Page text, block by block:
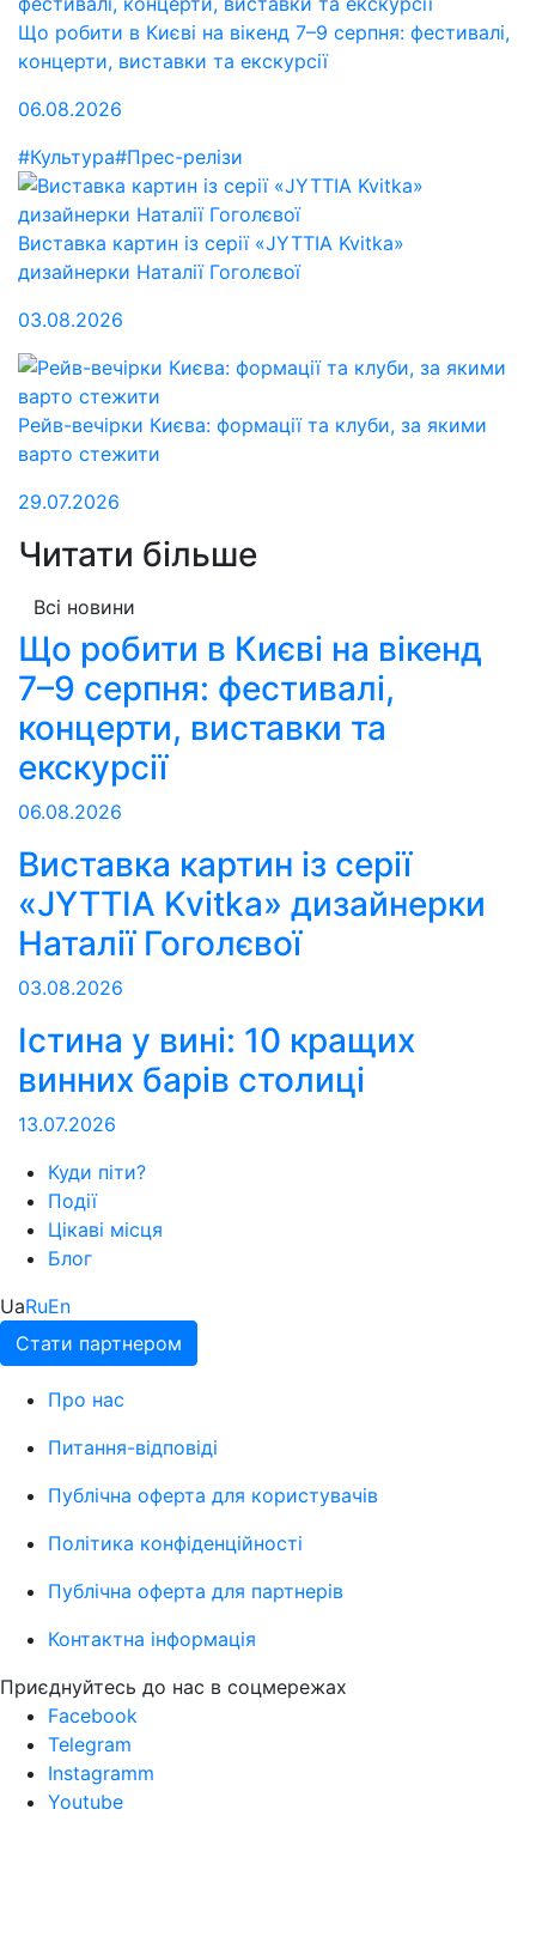
Що робити в Києві на вікенд 7–9 серпня: фестивалі,
концерти, виставки та екскурсії
06.08.2026
#Культура#Прес-релізи
Виставка картин із серії «JYTTIA Kvitka»
дизайнерки Наталії Гоголєвої
03.08.2026
Рейв-вечірки Києва: формації та клуби, за якими
варто стежити
29.07.2026
Читати більше
Всі новини
Що робити в Києві на вікенд
7–9 серпня: фестивалі,
концерти, виставки та
екскурсії
06.08.2026
Виставка картин із серії
«JYTTIA Kvitka» дизайнерки
Наталії Гоголєвої
03.08.2026
Істина у вині: 10 кращих
винних барів столиці
13.07.2026
Куди піти?
Події
Цікаві місця
Блог
UaRuEn
Стати партнером
Про нас
Питання-відповіді
Публічна оферта для користувачів
Політика конфіденційності
Публічна оферта для партнерів
Контактна інформація
Приєднуйтесь до нас в соцмережах
Facebook
Telegram
Instagramm
Youtube